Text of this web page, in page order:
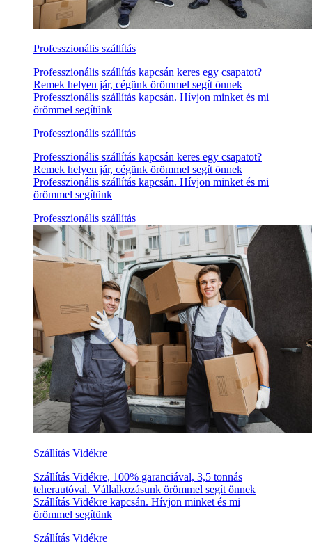
Professzionális szállítás
Professzionális szállítás kapcsán keres egy csapatot?
Remek helyen jár, cégünk örömmel segít önnek
Professzionális szállítás kapcsán. Hívjon minket és mi
örömmel segítünk
Professzionális szállítás
Professzionális szállítás kapcsán keres egy csapatot?
Remek helyen jár, cégünk örömmel segít önnek
Professzionális szállítás kapcsán. Hívjon minket és mi
örömmel segítünk
Professzionális szállítás
Szállítás Vidékre
Szállítás Vidékre, 100% garanciával, 3,5 tonnás
teherautóval. Vállalkozásunk örömmel segít önnek
Szállítás Vidékre kapcsán. Hívjon minket és mi
örömmel segítünk
Szállítás Vidékre